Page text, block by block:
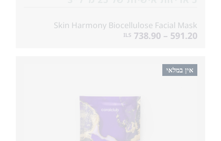
Skin Harmony Biocellulose Facial Mask
591.20 – 738.90
ILS
אין במלאי